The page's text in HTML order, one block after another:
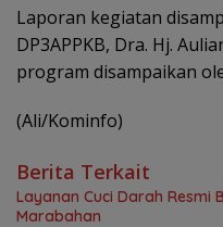
Laporan kegiatan
DP3APPKB, Dra. Hj.
program disampaikan
(Ali/Kominfo)
Berita Terkait
Layanan Cuci Darah Resmi
Marabahan